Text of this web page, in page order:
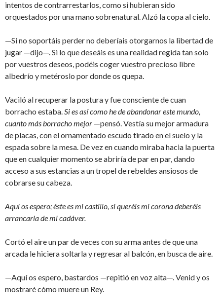
intentos de contrarrestarlos, como si hubieran sido
orquestados por una mano sobrenatural. Alzó la copa al cielo.
—Si no soportáis perder no deberíais otorgarnos la libertad de
jugar —dijo—. Si lo que deseáis es una realidad regida tan solo
por vuestros deseos, podéis coger vuestro precioso libre
albedrío y metéroslo por donde os quepa.
Vaciló al recuperar la postura y fue consciente de cuan
borracho estaba.Si es así como he de abandonar este mundo,
cuanto más borracho mejor —pensó. Vestía su mejor armadura
de placas, con el ornamentado escudo tirado en el suelo y la
espada sobre la mesa. De vez en cuando miraba hacia la puerta
que en cualquier momento se abriría de par en par, dando
acceso a sus estancias a un tropel de rebeldes ansiosos de
cobrarse su cabeza.
Aquí os espero; éste es mi castillo, si queréis mi corona deberéis
arrancarla de mi cadáver.
Cortó el aire un par de veces con su arma antes de que una
arcada le hiciera soltarla y regresar al balcón, en busca de aire.
—Aquí os espero, bastardos —repitió en voz alta—. Venid y os
mostraré cómo muere un Rey.